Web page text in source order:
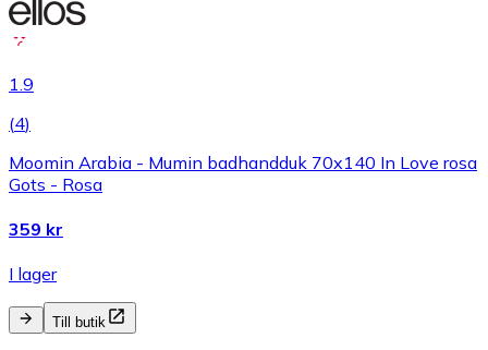
1.9
(4)
Moomin Arabia - Mumin badhandduk 70x140 In Love rosa
Gots - Rosa
359 kr
I lager
Till butik